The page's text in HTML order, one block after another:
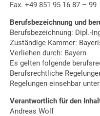
Fax. +49 851 95 16 87 – 99
Berufsbezeichnung und
Berufsbezeichnung: Dipl.-
Zuständige Kammer:
Verliehen durch: Bayern
Es gelten folgende
Berufsrechtliche
Regelungen einsehbar
Verantwortlich für den
Andreas Wolf